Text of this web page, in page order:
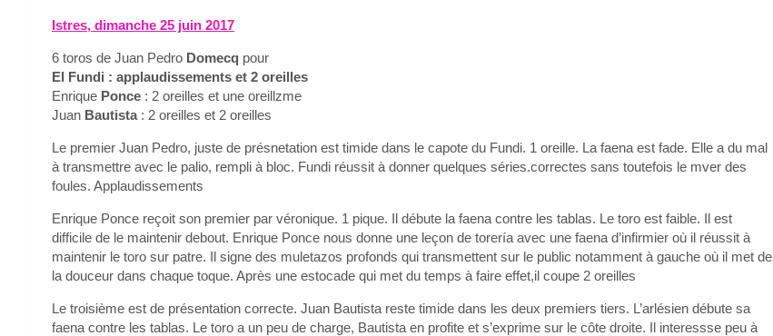
Istres, dimanche 25 juin 2017
6 toros de Juan Pedro Domecq pour
El Fundi : applaudissements et 2 oreilles
Enrique Ponce : 2 oreilles et une oreillzme
Juan Bautista: 2 oreilles et 2 oreilles
Le premier Juan Pedro, juste de présnetation est timide dans le capote du Fundi. 1 oreille. La faena est fade. Elle a du mal
à transmettre avec le palio, rempli à bloc. Fundi réussit à donner quelques séries.correctes sans toutefois le mver des
foules. Applaudissements
Enrique Ponce reçoit son premier par véronique. 1 pique. Il débute la faena contre les tablas. Le toro est faible. Il est
difficile de le maintenir debout. Enrique Ponce nous donne une leçon de torería avec une faena d’infirmier où il réussit à
maintenir le toro sur patre. Il signe des muletazos profonds qui transmettent sur le public notamment à gauche où il met de
la douceur dans chaque toque. Après une estocade qui met du temps à faire effet,il coupe 2 oreilles
Le troisième est de présentation correcte. Juan Bautista reste timide dans les deux premiers tiers. L’arlésien débute sa
faena contre les tablas. Le toro a un peu de charge, Bautista en profite et s’exprime sur le côte droite. Il interessse peu à